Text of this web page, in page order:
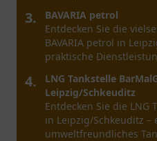
3.
BAVARIA petrol
Entdecken Sie die
BAVARIA petrol in
praktische
4.
LNG Tankstelle
Leipzig/Schkeuditz
Entdecken Sie die LNG
in Leipzig/Schkeuditz
umweltfreundliches